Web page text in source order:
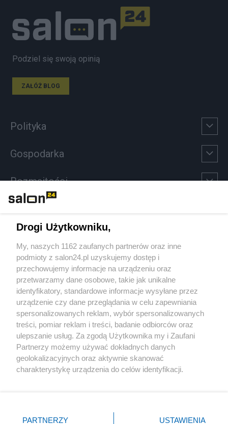
Podziel się swoją opinią
ZAŁÓŻ BLOG
Polityka
Gospodarka
Rozmaitości
Sport
Społeczeństwo
Kultura
X Facebook Instagram Youtube
Drogi Użytkowniku,
My, naszych 1162 zaufanych partnerów oraz inne
podmioty z salon24.pl uzyskujemy dostęp i
przechowujemy informacje na urządzeniu oraz
przetwarzamy dane osobowe, takie jak unikalne
identyfikatory, standardowe informacje wysyłane przez
urządzenie czy dane przeglądania w celu zapewniania
spersonalizowanych reklam, wybór spersonalizowanych
treści, pomiar reklam i treści, badanie odbiorców oraz
ulepszanie usług. Za zgodą Użytkownika my i Zaufani
Partnerzy możemy używać dokładnych danych
geolokalizacyjnych oraz aktywnie skanować
charakterystykę urządzenia do celów identyfikacji.
zmienić/wycofać klikając przycisk ustawień prywatności
PARTNERZY USTAWIENIA